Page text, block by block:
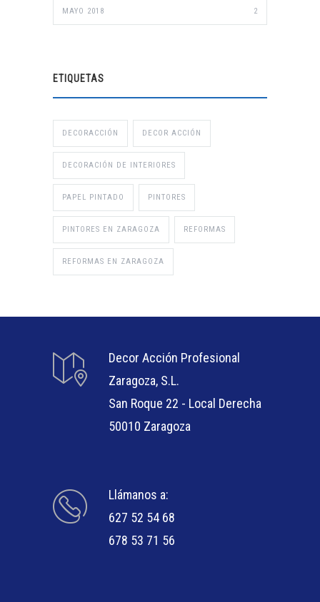
MAYO 2018 2
ETIQUETAS
DECORACCIÓN DECOR ACCIÓN
DECORACIÓN DE INTERIORES
PAPEL PINTADO PINTORES
PINTORES EN ZARAGOZA REFORMAS
REFORMAS EN ZARAGOZA
Decor Acción Profesional
Zaragoza, S.L.
San Roque 22 - Local Derecha
50010 Zaragoza
Llámanos a:
627 52 54 68
678 53 71 56